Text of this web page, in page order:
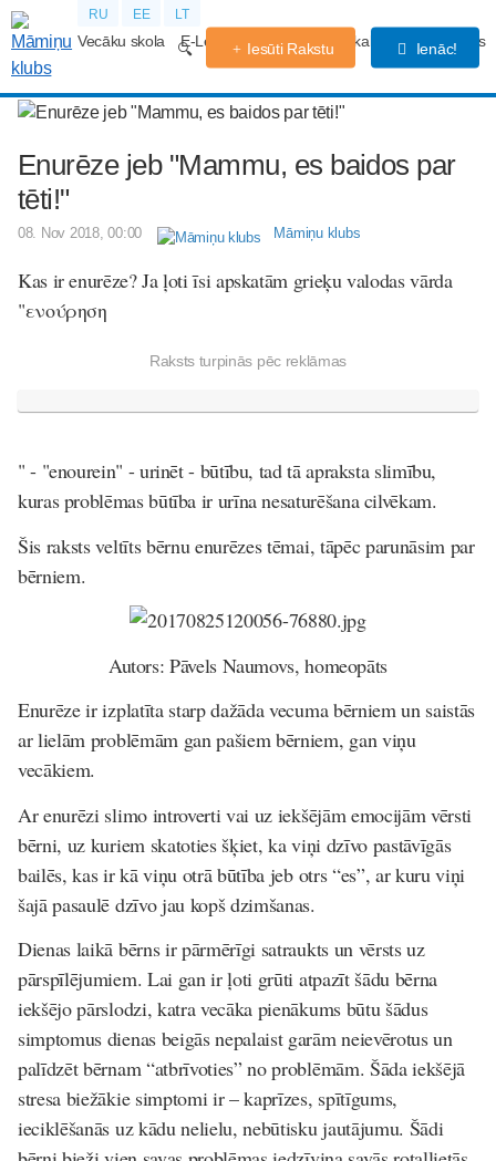
RU EE LT
Vecāku skola E-Lekcijas Grūtniecības kalendārs Forums
Iesūti Rakstu Ienāc!
Enurēze jeb "Mammu, es baidos par
tēti!"
08. Nov 2018, 00:00 Māmiņu klubs
Kas ir enurēze? Ja ļoti īsi apskatām grieķu valodas vārda
"ενούρηση
Raksts turpinās pēc reklāmas
" - "enourein" -urinēt- būtību, tad tā apraksta slimību,
kuras problēmas būtība ir urīna nesaturēšana cilvēkam.
Šis raksts veltīts bērnu enurēzes tēmai, tāpēc parunāsim par
bērniem.
Autors: Pāvels Naumovs, homeopāts
Enurēze ir izplatīta starp dažāda vecuma bērniem un saistās
ar lielām problēmām gan pašiem bērniem, gan viņu
vecākiem.
Ar enurēzi slimo introverti vai uz iekšējām emocijām vērsti
bērni, uz kuriem skatoties šķiet, ka viņi dzīvo pastāvīgās
bailēs, kas ir kā viņu otrā būtība jeb otrs “es”, ar kuru viņi
šajā pasaulē dzīvo jau kopš dzimšanas.
Dienas laikā bērns ir pārmērīgi satraukts un vērsts uz
pārspīlējumiem. Lai gan ir ļoti grūti atpazīt šādu bērna
iekšējo pārslodzi, katra vecāka pienākums būtu šādus
simptomus dienas beigās nepalaist garām neievērotus un
palīdzēt bērnam “atbrīvoties” no problēmām. Šāda iekšējā
stresa biežākie simptomi ir – kaprīzes, spītīgums,
ieciklēšanās uz kādu nelielu, nebūtisku jautājumu. Šādi